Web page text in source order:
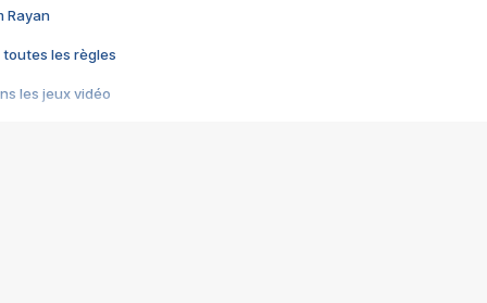
Rayan
toutes les règles
les jeux vidéo